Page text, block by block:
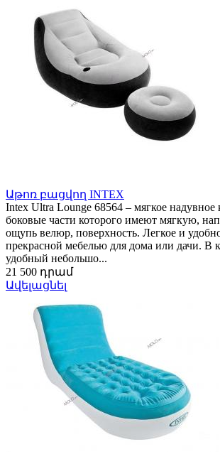
Աթոռ բացվող INTEX
Intex Ultra Lounge 68564 – мягкое надувное
боковые части которого имеют мягкую,
ощупь велюр, поверхность. Легкое и
прекрасной мебелью для дома или дачи. В
удобный небольшо...
21 500 դրամ
Ավելացնել